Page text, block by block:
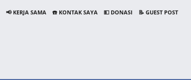
📢 KERJA SAMA ☎️ KONTAK SAYA 💵 DONASI
📝 GUEST POST